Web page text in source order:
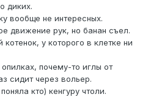
диких.
вообще не интересных.
движение рук, но банан съел.
у которого в клетке ни
почему-то иглы от
сидит через вольер.
кто) кенгуру чтоли.